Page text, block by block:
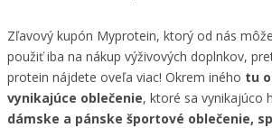
Zľavový kupón Myprotein, ktorý od nás
použiť iba na nákup výživových doplnkov,
protein nájdete oveľa viac! Okrem iného tu
vynikajúce oblečenie, ktoré sa vynikajúco
dámske a pánske športové oblečenie,